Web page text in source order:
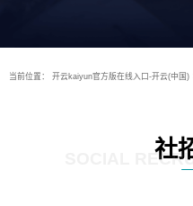
当前位置： 开云kaiyun官方版在线入口-开云(中国)
社
SOCIAL